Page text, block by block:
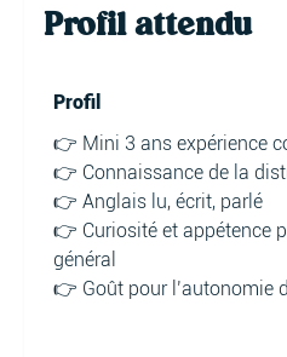
Profil attendu
Profil
👉 Mini 3 ans expérience
👉 Connaissance de la
👉 Anglais lu, écrit, parlé
👉 Curiosité et appétence
général
👉 Goût pour l’autonomie